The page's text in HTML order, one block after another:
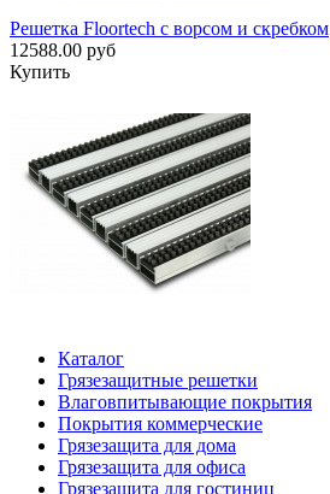
Решетка Floortech с ворсом и скребком
12588.00 руб
Купить
Каталог
Грязезащитные решетки
Влаговпитывающие покрытия
Покрытия коммерческие
Грязезащита для дома
Грязезащита для офиса
Грязезащита для гостиниц